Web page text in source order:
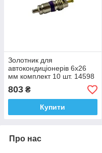
Золотник для
автокондиціонерів 6х26
мм комплект 10 шт. 14598
JBM
803 ₴
Купити
Про нас